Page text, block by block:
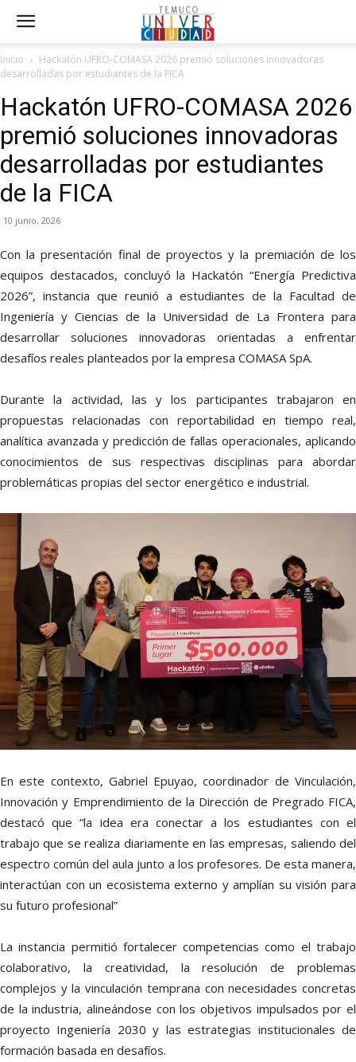
Inicio
Hackatón UFRO-COMASA 2026 premió soluciones innovadoras
desarrolladas por estudiantes de la FICA
Hackatón UFRO-COMASA 2026
premió soluciones innovadoras
desarrolladas por estudiantes
de la FICA
10 junio, 2026
Con la presentación final de proyectos y la premiación de los
equipos destacados, concluyó la Hackatón “Energía Predictiva
2026”, instancia que reunió a estudiantes de la Facultad de
Ingeniería y Ciencias de la Universidad de La Frontera para
desarrollar soluciones innovadoras orientadas a enfrentar
desafíos reales planteados por la empresa COMASA SpA.
Durante la actividad, las y los participantes trabajaron en
propuestas relacionadas con reportabilidad en tiempo real,
analítica avanzada y predicción de fallas operacionales, aplicando
conocimientos de sus respectivas disciplinas para abordar
problemáticas propias del sector energético e industrial.
En este contexto, Gabriel Epuyao, coordinador de Vinculación,
Innovación y Emprendimiento de la Dirección de Pregrado FICA,
destacó que “la idea era conectar a los estudiantes con el
trabajo que se realiza diariamente en las empresas, saliendo del
espectro común del aula junto a los profesores. De esta manera,
interactúan con un ecosistema externo y amplían su visión para
su futuro profesional”
La instancia permitió fortalecer competencias como el trabajo
colaborativo, la creatividad, la resolución de problemas
complejos y la vinculación temprana con necesidades concretas
de la industria, alineándose con los objetivos impulsados por el
proyecto Ingeniería 2030 y las estrategias institucionales de
formación basada en desafíos.